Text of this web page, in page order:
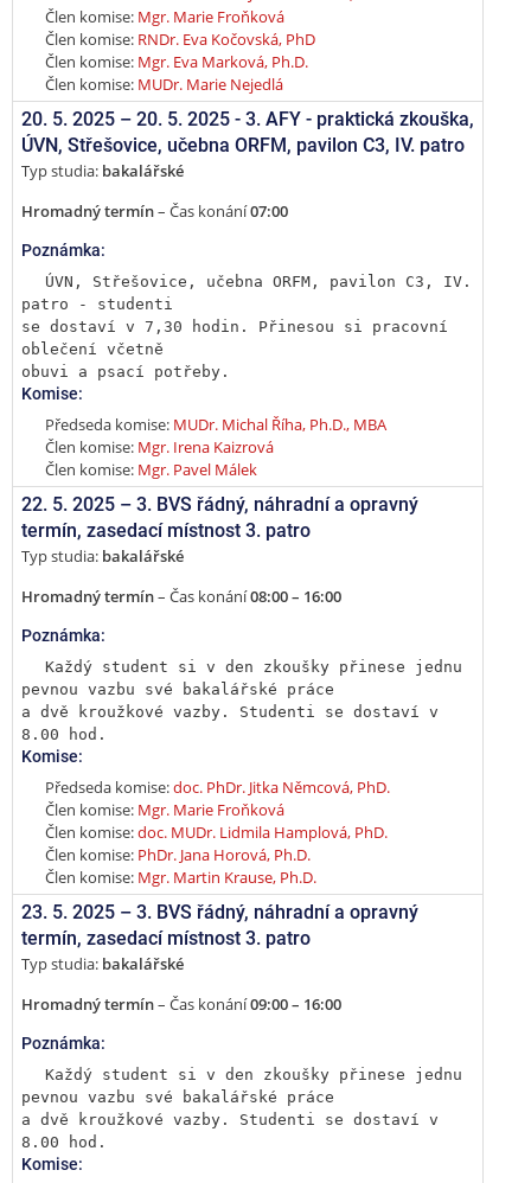
Člen komise: Mgr. Marie Froňková
Člen komise: RNDr. Eva Kočovská, PhD
Člen komise: Mgr. Eva Marková, Ph.D.
Člen komise: MUDr. Marie Nejedlá
20. 5. 2025 – 20. 5. 2025 - 3. AFY - praktická zkouška,
ÚVN, Střešovice, učebna ORFM, pavilon C3, IV. patro
Typ studia: bakalářské
Hromadný termín– Čas konání07:00
Poznámka:
ÚVN, Střešovice, učebna ORFM, pavilon C3, IV.
patro - studenti
se dostaví v 7,30 hodin. Přinesou si pracovní
oblečení včetně
obuvi a psací potřeby.
Komise:
Předseda komise: MUDr. Michal Říha, Ph.D., MBA
Člen komise: Mgr. Irena Kaizrová
Člen komise: Mgr. Pavel Málek
22. 5. 2025 – 3. BVS řádný, náhradní a opravný
termín, zasedací místnost 3. patro
Typ studia: bakalářské
Hromadný termín– Čas konání08:00 – 16:00
Poznámka:
Každý student si v den zkoušky přinese jednu
pevnou vazbu své bakalářské práce
a dvě kroužkové vazby. Studenti se dostaví v
8.00 hod.
Komise:
Předseda komise:doc. PhDr. Jitka Němcová, PhD.
Člen komise: Mgr. Marie Froňková
Člen komise:doc. MUDr. Lidmila Hamplová, PhD.
Člen komise: PhDr. Jana Horová, Ph.D.
Člen komise: Mgr. Martin Krause, Ph.D.
23. 5. 2025 – 3. BVS řádný, náhradní a opravný
termín, zasedací místnost 3. patro
Typ studia: bakalářské
Hromadný termín– Čas konání09:00 – 16:00
Poznámka:
Každý student si v den zkoušky přinese jednu
pevnou vazbu své bakalářské práce
a dvě kroužkové vazby. Studenti se dostaví v
8.00 hod.
Komise: